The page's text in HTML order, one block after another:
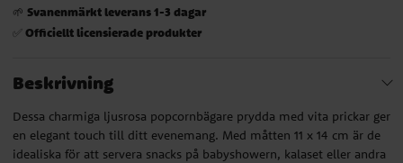
🌱 Svanenmärkt leverans 1-3 dagar
✅ Officiellt licensierade produkter
Beskrivning
Dessa charmiga ljusrosa popcornbägare prydda med vita prickar ger
en elegant touch till ditt evenemang. Med måtten 11 x 14 cm är de
idealiska för att servera snacks på babyshowern, kalaset eller andra